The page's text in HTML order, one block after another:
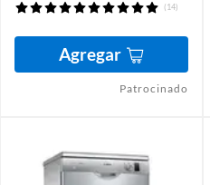
(14)
Agregar
Patrocinado